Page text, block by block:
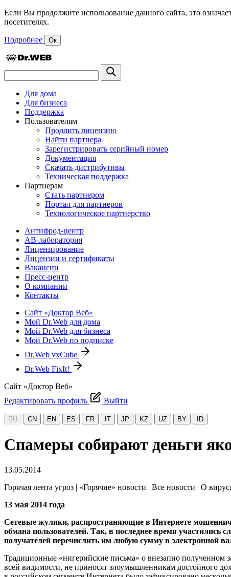
Если Вы продолжите использование данного сайта, это
посетителях.
Подробнее Ок
Для дома
Для бизнеса
Поддержка
Пользователям
Продлить лицензию
Найти партнера
Зарегистрировать серийный номер
Документация
Скачать дистрибутивы
Техническая поддержка
Партнерам
Стать партнером
Портал для партнеров
Технологическое партнерство
Антифрод-центр
АВ-лаборатория
Лицензирование
Лицензии и сертификаты
Вакансии
Пресс-центр
О компании
Контакты
Сайт «Доктор Веб»
Мой Dr.Web для дома
Мой Dr.Web для бизнеса
Мой Dr.Web по подписке
Dr.Web vxCube
Dr.Web FixIt!
Сайт «Доктор Веб»
Редактировать профиль
Выйти
RU CN EN ES FR IT JP KZ UZ BY ID
Спамеры собирают деньги
13.05.2014
Горячая лента угроз | «Горячие» новости | Все новости | О
13 мая 2014 года
Сетевые жулики, распространяющие в Интернете
обмана пользователей. Так, в последнее время участились
получателей перечислить им любую сумму в электронной
Традиционные «нигерийские письма» о внезапно полученном
всей видимости, не приносят злоумышленникам достойного